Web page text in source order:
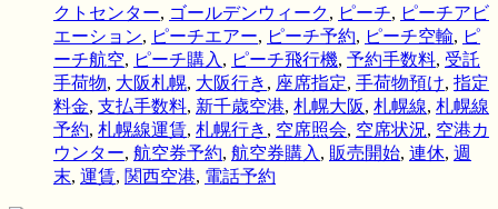
クトセンター, ゴールデンウィーク, ピーチ, ピーチアビ
エーション, ピーチエアー, ピーチ予約, ピーチ空輸, ピ
ーチ航空, ピーチ購入 , ピーチ飛行機, 予約手数料, 受託
手荷物, 大阪札幌, 大阪行き , 座席指定, 手荷物預け, 指定
料金, 支払手数料, 新千歳空港, 札幌大阪, 札幌線, 札幌線
予約, 札幌線運賃, 札幌行き , 空席照会, 空席状況, 空港カ
ウンター, 航空券予約, 航空券購入 , 販売開始, 連休, 週
末, 運賃, 関西空港, 電話予約